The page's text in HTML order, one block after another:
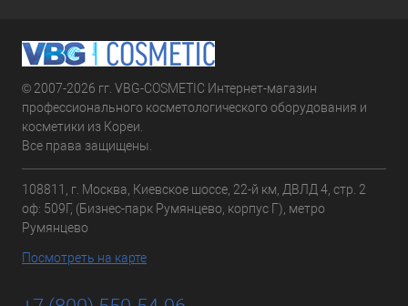
© 2007-2026 гг. VBG-COSMETIC Интернет-магазин
профессионального косметологического оборудования и
косметики из Кореи.
Все права защищены.
108811, г. Москва, Киевское шоссе, 22-й км, ДВЛД 4, стр. 2
оф: 509Г, (Бизнес-парк Румянцево, корпус Г), метро
Румянцево
Посмотреть на карте